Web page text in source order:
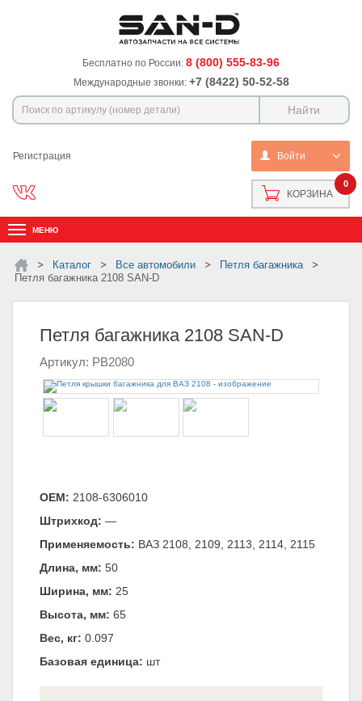
Бесплатно по России: 8 (800) 555-83-96
Международные звонки: +7 (8422) 50-52-58
Регистрация Войти
0
КОРЗИНА
МЕНЮ
Каталог Все автомобили
Петля багажника
Петля багажника 2108 SAN-D
Петля багажника 2108 SAN-D
Артикул: PB2080
ОЕМ: 2108-6306010
Штрихкод: —
Применяемость: ВАЗ 2108, 2109, 2113, 2114, 2115
Длина, мм: 50
Ширина, мм: 25
Высота, мм: 65
Вес, кг: 0.097
Базовая единица: шт